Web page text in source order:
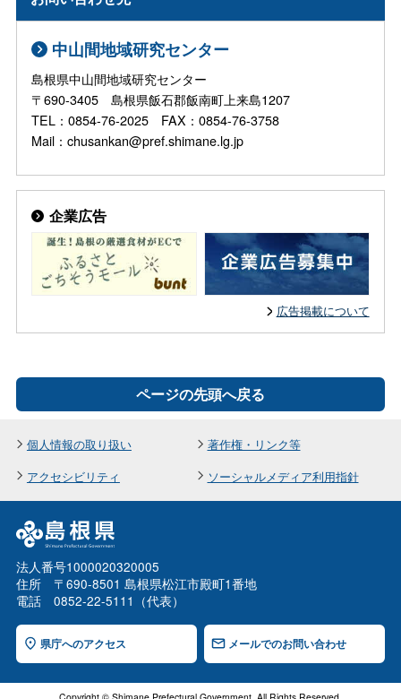
中山間地域研究センター
島根県中山間地域研究センター
〒690-3405 島根県飯石郡飯南町上来島1207
TEL：0854-76-2025 FAX：0854-76-3758
Mail：chusankan@pref.shimane.lg.jp
企業広告
広告掲載について
ページの先頭へ戻る
個人情報の取り扱い
著作権・リンク等
アクセシビリティ
ソーシャルメディア利用指針
法人番号1000020320005
住所 〒690-8501 島根県松江市殿町1番地
電話 0852-22-5111（代表）
県庁へのアクセス メールでのお問い合わせ